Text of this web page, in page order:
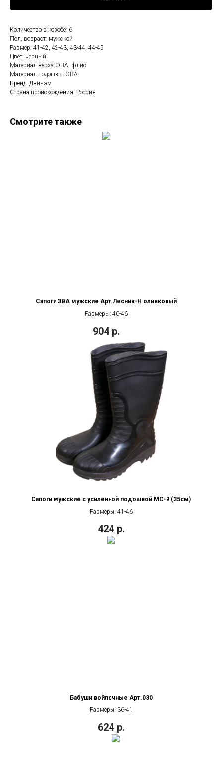
Количество в коробе: 6
Пол, возраст: мужской
Размер: 41-42, 42-43, 43-44, 44-45
Цвет: черный
Материал верха: ЭВА, флис
Материал подошвы: ЭВА
Бренд: Двинэм
Страна происхождения: Россия
Смотрите также
Сапоги ЭВА мужские Арт.Лесник-Н оливковый
Размеры: 40-46
904 р.
Сапоги мужские с усиленной подошвой МС-9 (35см)
Размеры: 41-46
424 р.
Бабуши войлочные Арт.030
Размеры: 36-41
624 р.